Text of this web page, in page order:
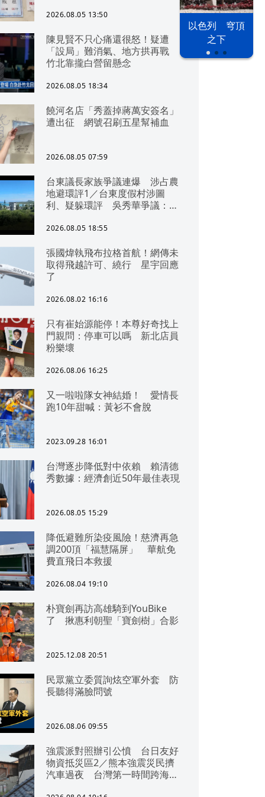
以色列 穹頂
之下
2026.08.05 13:50
陳見賢不只心痛還很怒！疑遭
「設局」難消氣、地方拱再戰
竹北靠攏白營留懸念
2026.08.05 18:34
饒河名店「秀蓋掉蔣萬安簽名」
遭出征 網號召刷五星幫補血
2026.08.05 07:59
台東議長家族爭議連爆 涉占農
地避環評1／台東度假村涉圖
利、疑躲環評 吳秀華爭議：概
2026.08.05 18:55
張國煒執飛布拉格首航！網傳未
取得飛越許可、繞行 星宇回應
了
2026.08.02 16:16
只有崔始源能停！本尊好奇找上
門親問：停車可以嗎 新北店員
粉樂壞
2026.08.06 16:25
又一啦啦隊女神結婚！ 愛情長
跑10年甜喊：黃衫不會脫
2023.09.28 16:01
台灣逐步降低對中依賴 賴清德
秀數據：經濟創近50年最佳表現
2026.08.05 15:29
降低避難所染疫風險！慈濟再急
調200頂「福慧隔屏」 華航免
費直飛日本救援
2026.08.04 19:10
朴寶劍再訪高雄騎到YouBike
了 揪惠利朝聖「寶劍樹」合影
2025.12.08 20:51
民眾黨立委質詢炫空軍外套 防
長聽得滿臉問號
2026.08.06 09:55
強震派對照辦引公憤 台日友好
物資抵災區2／熊本強震災民擠
汽車過夜 台灣第一時間跨海急